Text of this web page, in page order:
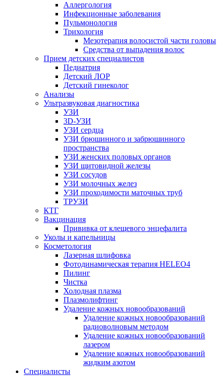
Аллергология
Инфекционные заболевания
Пульмонология
Трихология
Мезотерапия волосистой части головы
Средства от выпадения волос
Прием детских специалистов
Педиатрия
Детский ЛОР
Детский гинеколог
Анализы
Ультразвуковая диагностика
УЗИ
3D-УЗИ
УЗИ сердца
УЗИ брюшинного и забрюшинного
пространства
УЗИ женских половых органов
УЗИ щитовидной железы
УЗИ сосудов
УЗИ молочных желез
УЗИ проходимости маточных труб
ТРУЗИ
КТГ
Вакцинация
Прививка от клещевого энцефалита
Уколы и капельницы
Косметология
Лазерная шлифовка
Фотодинамическая терапия HELEO4
Пилинг
Чистка
Холодная плазма
Плазмолифтинг
Удаление кожных новообразований
Удаление кожных новообразований
радиоволновым методом
Удаление кожных новообразований
лазером
Удаление кожных новообразований
жидким азотом
Специалисты